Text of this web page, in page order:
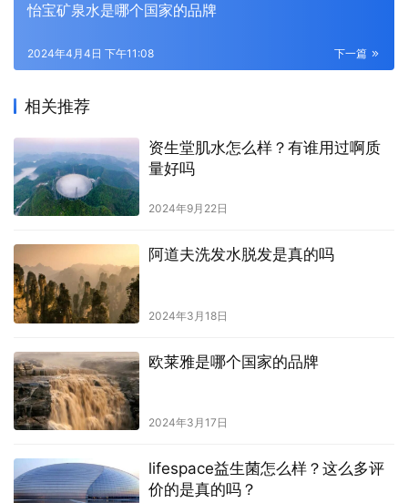
怡宝矿泉水是哪个国家的品牌
下一篇
2024年4月4日 下午11:08
相关推荐
资生堂肌水怎么样？有谁用过啊质
量好吗
2024年9月22日
阿道夫洗发水脱发是真的吗
2024年3月18日
欧莱雅是哪个国家的品牌
2024年3月17日
lifespace益生菌怎么样？这么多评
价的是真的吗？